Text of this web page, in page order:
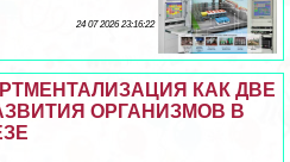
24 07 2026 23:16:22
КАК ДВЕ
ОРГАНИЗМОВ В